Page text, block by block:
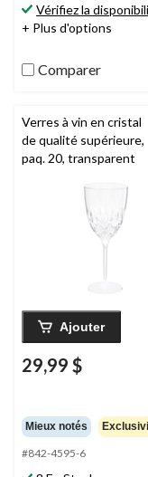
Vérifiez la
+ Plus d'options
Comparer
Verres à vin en cristal
de qualité supérieure,
paq. 20, transparent
Ajouter
29,99 $
Mieux notés
#842-4595-6